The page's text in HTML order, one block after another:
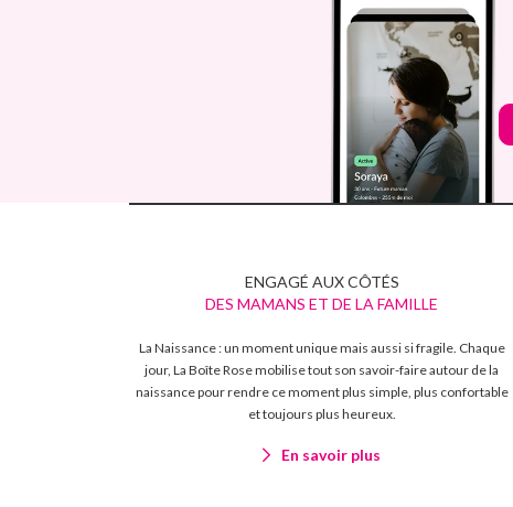
ENGAGÉ AUX CÔTÉS
DES MAMANS ET DE LA FAMILLE
La Naissance : un moment unique mais aussi si fragile. Chaque
jour, La Boîte Rose mobilise tout son savoir-faire autour de la
naissance pour rendre ce moment plus simple, plus confortable
et toujours plus heureux.
En savoir plus